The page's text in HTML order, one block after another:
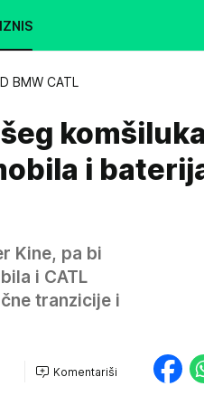
BMW CATL
i
Kine, pa bi
i CATL
tranzicije i
Komentariši